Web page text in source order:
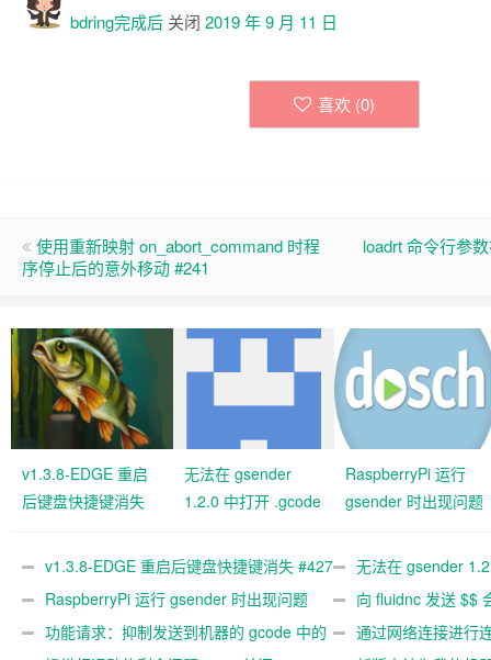
bdring完成后 关闭 2019 年 9 月 11 日
喜欢 (0)
使用重新映射 on_abort_command 时程
序停止后的意外移动 #241
loadrt 命令行参
v1.3.8-EDGE 重启
后键盘快捷键消失
无法在 gsender
1.2.0 中打开 .gcode
RaspberryPi 运行
gsender 时出现问题
v1.3.8-EDGE 重启后键盘快捷键消失 #427
关闭
无法在 gsender
#367
RaspberryPi 运行 gsender 时出现问题
#89
向 fluidnc 发送 $$
#473
功能请求：抑制发送到机器的 gcode 中的
通过网络连接进行